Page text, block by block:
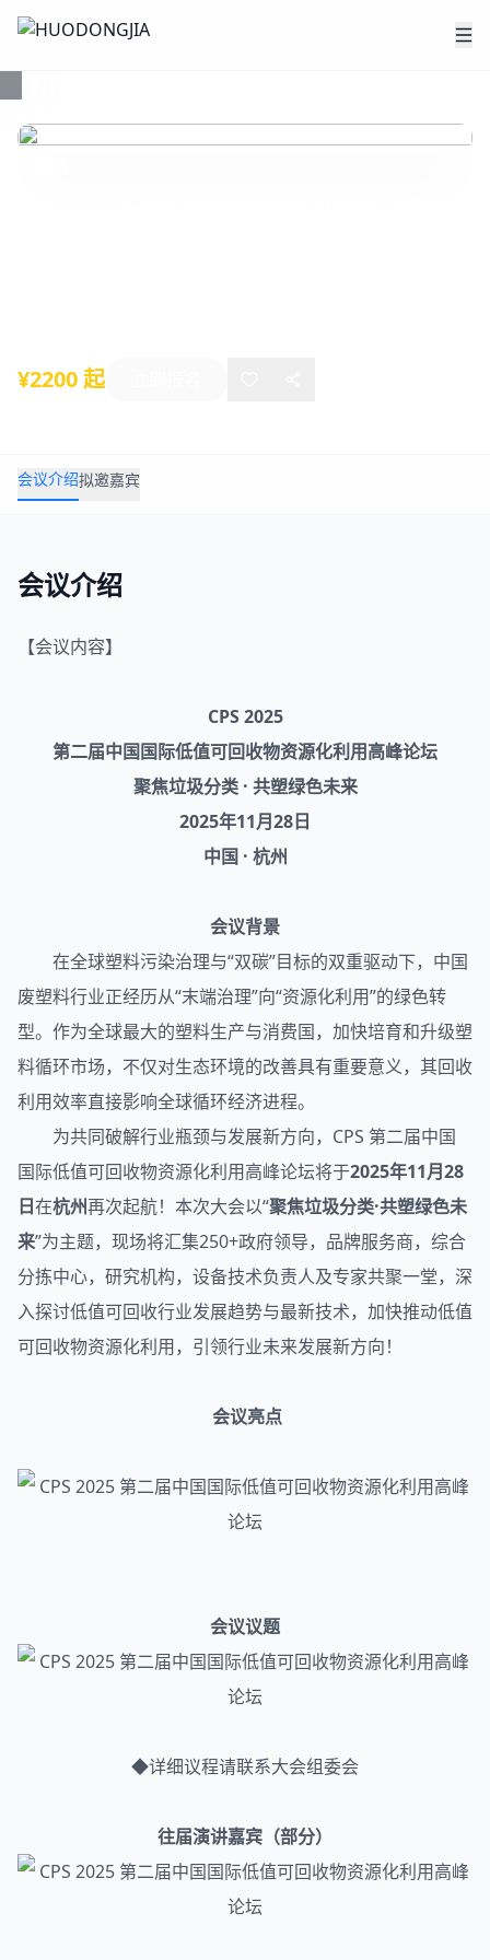
¥2200 起
会议介绍拟邀嘉宾
会议介绍
【会议内容】
CPS 2025
第二届中国国际低值可回收物资源化利用高峰论坛
聚焦垃圾分类 · 共塑绿色未来
2025年11月28日
中国 · 杭州
会议背景
在全球塑料污染治理与“双碳”目标的双重驱动下，中国
废塑料行业正经历从“末端治理”向“资源化利用”的绿色转
型。作为全球最大的塑料生产与消费国，加快培育和升级塑
料循环市场，不仅对生态环境的改善具有重要意义，其回收
利用效率直接影响全球循环经济进程。
为共同破解行业瓶颈与发展新方向，CPS 第二届中国
国际低值可回收物资源化利用高峰论坛将于2025年11月28
日在杭州再次起航！本次大会以“聚焦垃圾分类·共塑绿色未
来”为主题，现场将汇集250+政府领导，品牌服务商，综合
分拣中心，研究机构，设备技术负责人及专家共聚一堂，深
入探讨低值可回收行业发展趋势与最新技术，加快推动低值
可回收物资源化利用，引领行业未来发展新方向！
会议亮点
会议议题
◆详细议程请联系大会组委会
往届演讲嘉宾（部分）